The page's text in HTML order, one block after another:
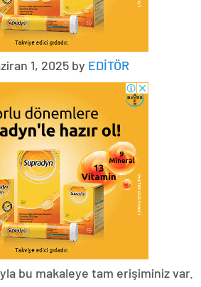
1, 2025 by EDİTÖR
bu makaleye tam erişiminiz var.